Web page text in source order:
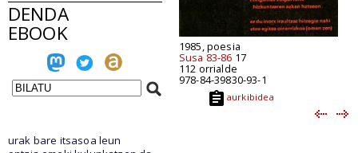
DENDA
EBOOK
1985, poesia
Susa 83-86 17
112 orrialde
978-84-39830-93-1
aurkibidea
urak bare itsasoa leun